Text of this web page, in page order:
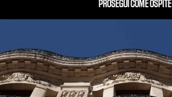
PROSEGUI COME OSPITE